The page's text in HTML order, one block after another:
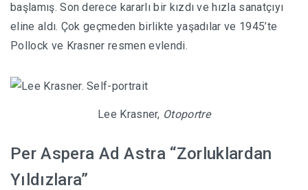
başlamış. Son derece kararlı bir kızdı ve hızla sanatçıyı
eline aldı. Çok geçmeden birlikte yaşadılar ve 1945’te
Pollock ve Krasner resmen evlendi.
Lee Krasner, Otoportre
Per Aspera Ad Astra “Zorluklardan
Yıldızlara”